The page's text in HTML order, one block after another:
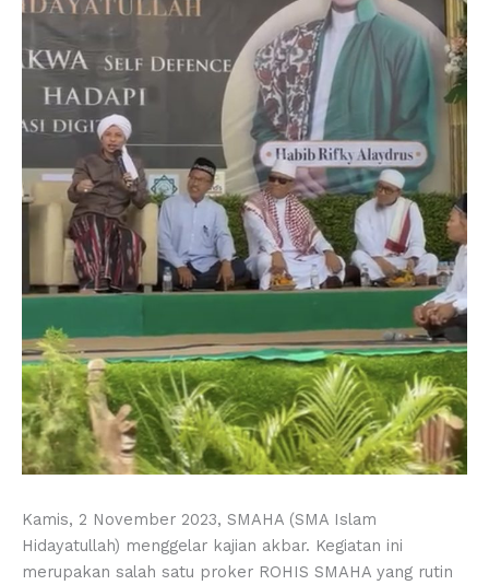
Kamis, 2 November 2023, SMAHA (SMA Islam
Hidayatullah) menggelar kajian akbar. Kegiatan ini
merupakan salah satu proker ROHIS SMAHA yang rutin